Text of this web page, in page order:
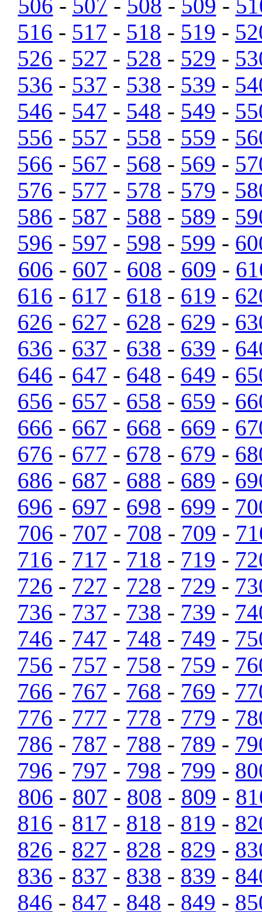
506 - 507 - 508 - 509 -
516 - 517 - 518 - 519 -
526 - 527 - 528 - 529 -
536 - 537 - 538 - 539 -
546 - 547 - 548 - 549 -
556 - 557 - 558 - 559 -
566 - 567 - 568 - 569 -
576 - 577 - 578 - 579 -
586 - 587 - 588 - 589 -
596 - 597 - 598 - 599 -
606 - 607 - 608 - 609 -
616 - 617 - 618 - 619 -
626 - 627 - 628 - 629 -
636 - 637 - 638 - 639 -
646 - 647 - 648 - 649 -
656 - 657 - 658 - 659 -
666 - 667 - 668 - 669 -
676 - 677 - 678 - 679 -
686 - 687 - 688 - 689 -
696 - 697 - 698 - 699 -
706 - 707 - 708 - 709 -
716 - 717 - 718 - 719 -
726 - 727 - 728 - 729 -
736 - 737 - 738 - 739 -
746 - 747 - 748 - 749 -
756 - 757 - 758 - 759 -
766 - 767 - 768 - 769 -
776 - 777 - 778 - 779 -
786 - 787 - 788 - 789 -
796 - 797 - 798 - 799 -
806 - 807 - 808 - 809 -
816 - 817 - 818 - 819 -
826 - 827 - 828 - 829 -
836 - 837 - 838 - 839 -
846 - 847 - 848 - 849 -